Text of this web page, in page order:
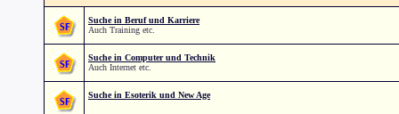
Suche in Beruf und Karriere
Auch Training etc.
Suche in Computer und Technik
Auch Internet etc.
Suche in Esoterik und New Age